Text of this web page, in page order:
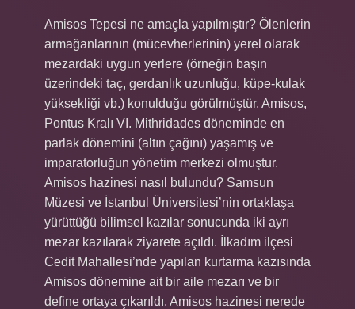
Amisos Tepesi ne amaçla yapılmıştır? Ölenlerin
armağanlarının (mücevherlerinin) yerel olarak
mezardaki uygun yerlere (örneğin başın
üzerindeki taç, gerdanlık uzunluğu, küpe-kulak
yüksekliği vb.) konulduğu görülmüştür. Amisos,
Pontus Kralı VI. Mithridades döneminde en
parlak dönemini (altın çağını) yaşamış ve
imparatorluğun yönetim merkezi olmuştur.
Amisos hazinesi nasıl bulundu? Samsun
Müzesi ve İstanbul Üniversitesi’nin ortaklaşa
yürüttüğü bilimsel kazılar sonucunda iki ayrı
mezar kazılarak ziyarete açıldı. İlkadım ilçesi
Cedit Mahallesi’nde yapılan kurtarma kazısında
Amisos dönemine ait bir aile mezarı ve bir
define ortaya çıkarıldı. Amisos hazinesi nerede